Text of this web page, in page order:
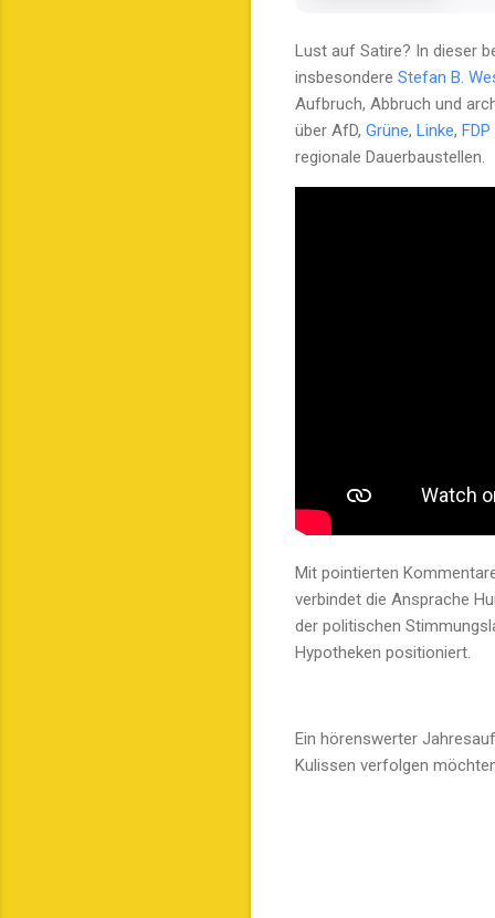
Lust auf Satire? In dieser
insbesondere Stefan B.
Aufbruch, Abbruch und
über AfD, Grüne, Linke, FDP
regionale Dauerbaustellen.
Mit pointierten
verbindet die Ansprache
der politischen
Hypotheken positioniert.
Ein hörenswerter
Kulissen verfolgen